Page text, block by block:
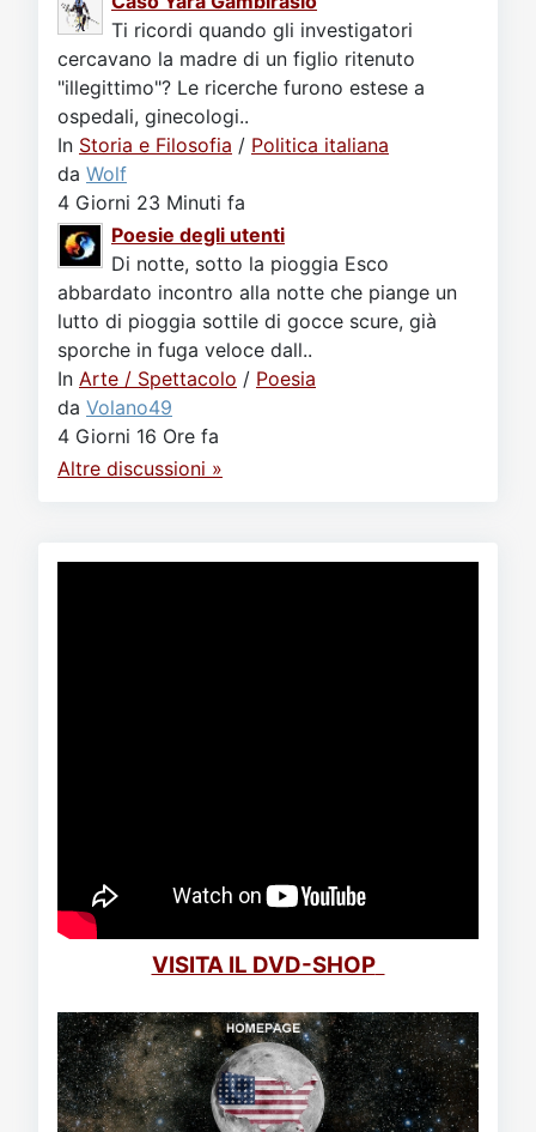
Ti ricordi quando gli investigatori
cercavano la madre di un figlio ritenuto
"illegittimo"? Le ricerche furono estese a
ospedali, ginecologi..
In Storia e Filosofia / Politica italiana
da Wolf
4 Giorni 23 Minuti fa
Poesie degli utenti
Di notte, sotto la pioggia Esco
abbardato incontro alla notte che piange un
lutto di pioggia sottile di gocce scure, già
sporche in fuga veloce dall..
In Arte / Spettacolo / Poesia
da Volano49
4 Giorni 16 Ore fa
Altre discussioni »
VISITA IL DVD-SHOP